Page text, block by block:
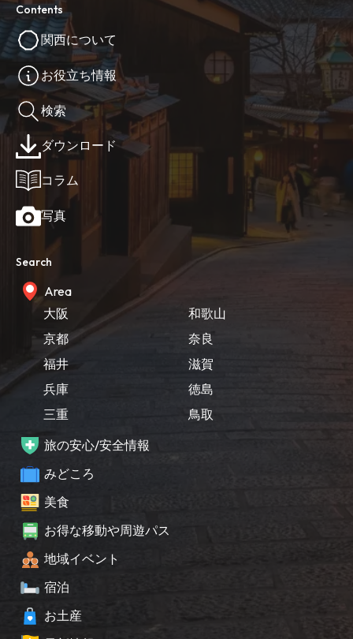
Contents
関西について
お役立ち情報
検索
ダウンロード
コラム
写真
Search
Area
大阪
京都
福井
兵庫
三重
和歌山
奈良
滋賀
徳島
鳥取
旅の安心/安全情報
みどころ
美食
お得な移動や周遊パス
地域イベント
宿泊
お土産